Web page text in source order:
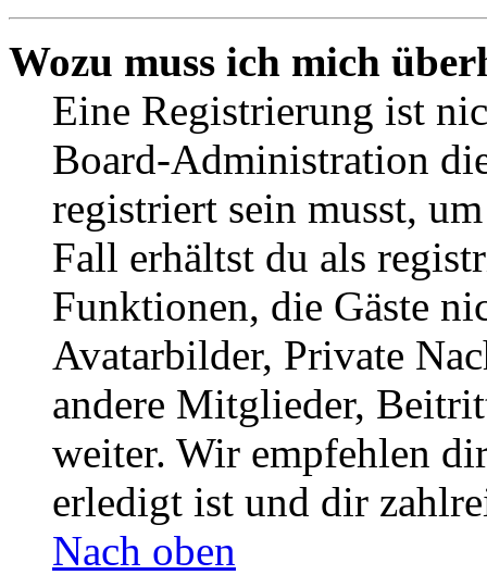
Wozu muss ich mich
Eine Registrierung ist
Board-Administration
registriert sein musst,
Fall erhältst du als
Funktionen, die Gäste
Avatarbilder, Private
andere Mitglieder,
weiter. Wir empfehlen
erledigt ist und dir
Nach oben